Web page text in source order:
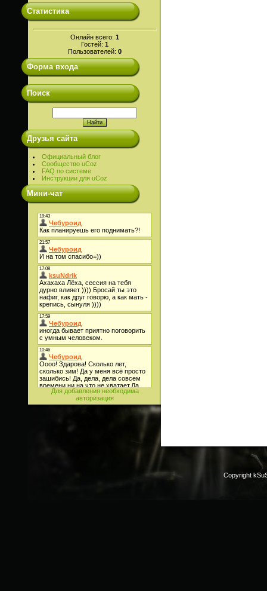
Статистика
Онлайн всего: 1
Гостей: 1
Пользователей: 0
Форма входа
Поиск
Друзья сайта
Официальный блог
Сообщество uCoz
FAQ по системе
Инструкции для uCoz
Мини-чат
Для добавления необходима
авторизация
Copyright